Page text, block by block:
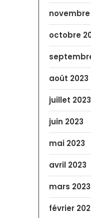
novembre
octobre
août 2023
juillet 2023
juin 2023
mai 2023
avril 2023
mars 2023
février